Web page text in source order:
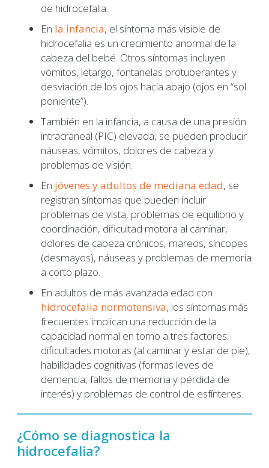
de hidrocefalia.
En la infancia, el síntoma más visible de
hidrocefalia es un crecimiento anormal de la
cabeza del bebé. Otros síntomas incluyen
vómitos, letargo, fontanelas protuberantes y
desviación de los ojos hacia abajo (ojos en “sol
poniente”).
También en la infancia, a causa de una presión
intracraneal (PIC) elevada, se pueden producir
náuseas, vómitos, dolores de cabeza y
problemas de visión.
En jóvenes y adultos de mediana edad, se
registran síntomas que pueden incluir
problemas de vista, problemas de equilibrio y
coordinación, dificultad motora al caminar,
dolores de cabeza crónicos, mareos, síncopes
(desmayos), náuseas y problemas de memoria
a corto plazo.
En adultos de más avanzada edad con
hidrocefalia normotensiva, los síntomas más
frecuentes implican una reducción de la
capacidad normal en torno a tres factores:
dificultades motoras (al caminar y estar de pie),
habilidades cognitivas (formas leves de
demencia, fallos de memoria y pérdida de
interés) y problemas de control de esfínteres.
¿Cómo se diagnostica la
hidrocefalia?